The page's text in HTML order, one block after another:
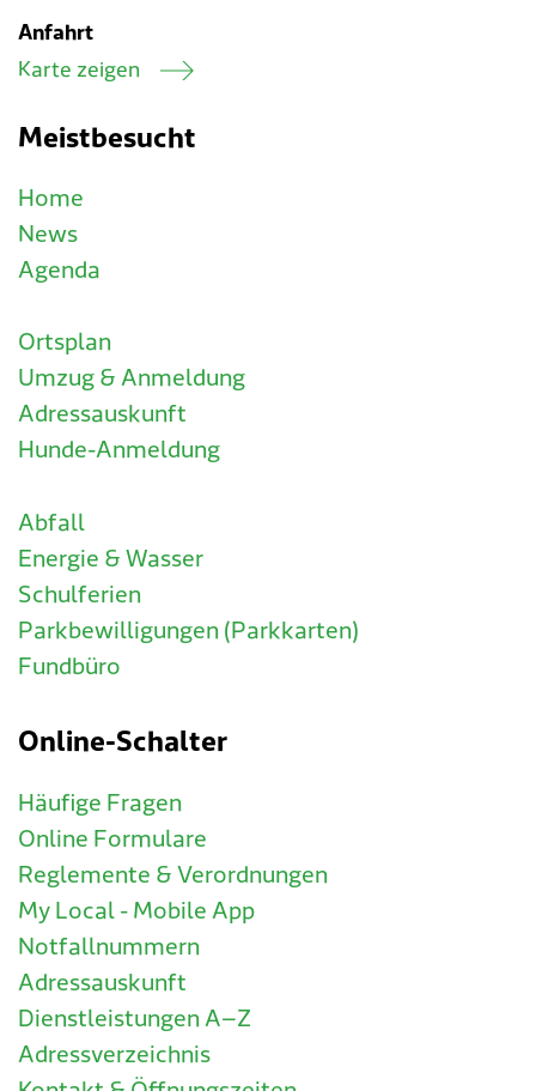
Anfahrt
Karte zeigen
Meistbesucht
Home
News
Agenda
Ortsplan
Umzug & Anmeldung
Adressauskunft
Hunde-Anmeldung
Abfall
Energie & Wasser
Schulferien
Parkbewilligungen (Parkkarten)
Fundbüro
Online-Schalter
Häufige Fragen
Online Formulare
Reglemente & Verordnungen
My Local - Mobile App
Notfallnummern
Adressauskunft
Dienstleistungen A–Z
Adressverzeichnis